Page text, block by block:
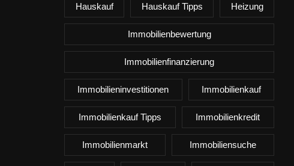
Hauskauf Hauskauf Tipps Heizung
Immobilienbewertung
Immobilienfinanzierung
Immobilieninvestitionen Immobilienkauf
Immobilienkauf Tipps Immobilienkredit
Immobilienmarkt Immobiliensuche